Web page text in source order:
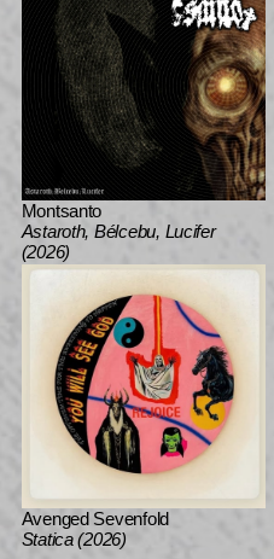
Montsanto
Astaroth, Bélcebu, Lucifer
(2026)
Avenged Sevenfold
Statica (2026)